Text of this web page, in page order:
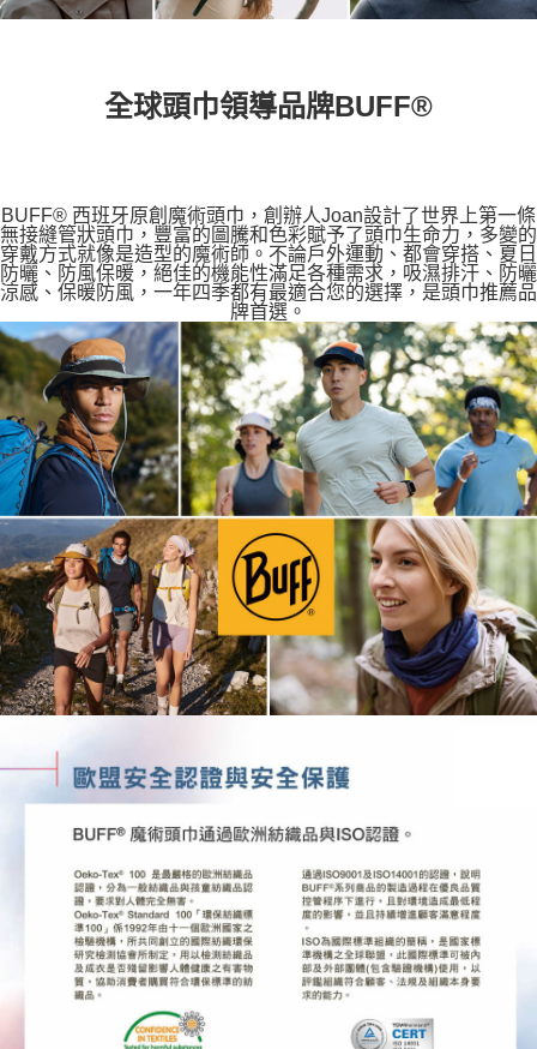
全球頭巾領導品牌BUFF®
BUFF® 西班牙原創魔術頭巾，創辦人Joan設計了世界上第一條
無接縫管狀頭巾，豐富的圖騰和色彩賦予了頭巾生命力，多變的
穿戴方式就像是造型的魔術師。不論戶外運動、都會穿搭、夏日
防曬、防風保暖，絕佳的機能性滿足各種需求，吸濕排汗、防曬
涼感、保暖防風，一年四季都有最適合您的選擇，是頭巾推薦品
牌首選。